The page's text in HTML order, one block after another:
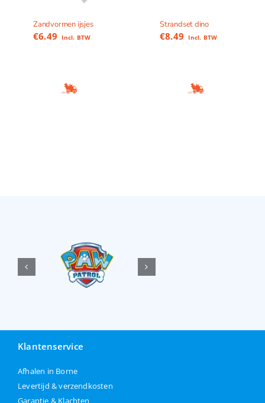
Zandvormen ijsjes
€6.49 Incl. BTW
Strandset dino
€8.49 Incl. BTW
Klantenservice
Afhalen in Borne
Levertijd & verzendkosten
Garantie & Klachten